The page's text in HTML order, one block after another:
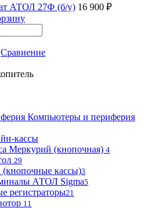
АТОЛ 27Ф (б/у) 16 900 ₽
Сравнение
Компьютеры и периферия
кассы
Меркурий (кнопочная) 4
29
кассы)3
АТОЛ Sigma5
регистраторы21
11